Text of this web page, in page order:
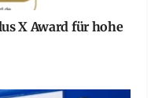
X Award für hohe